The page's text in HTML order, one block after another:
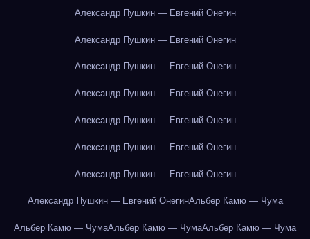
Александр Пушкин — Евгений Онегин
Александр Пушкин — Евгений Онегин
Александр Пушкин — Евгений Онегин
Александр Пушкин — Евгений Онегин
Александр Пушкин — Евгений Онегин
Александр Пушкин — Евгений Онегин
Александр Пушкин — Евгений Онегин
Александр Пушкин — Евгений ОнегинАльбер Камю — Чума
Альбер Камю — ЧумаАльбер Камю — ЧумаАльбер Камю — Чума